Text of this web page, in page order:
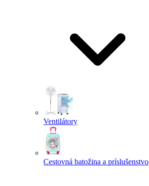
Ventilátory
Cestovná batožina a príslušenstvo